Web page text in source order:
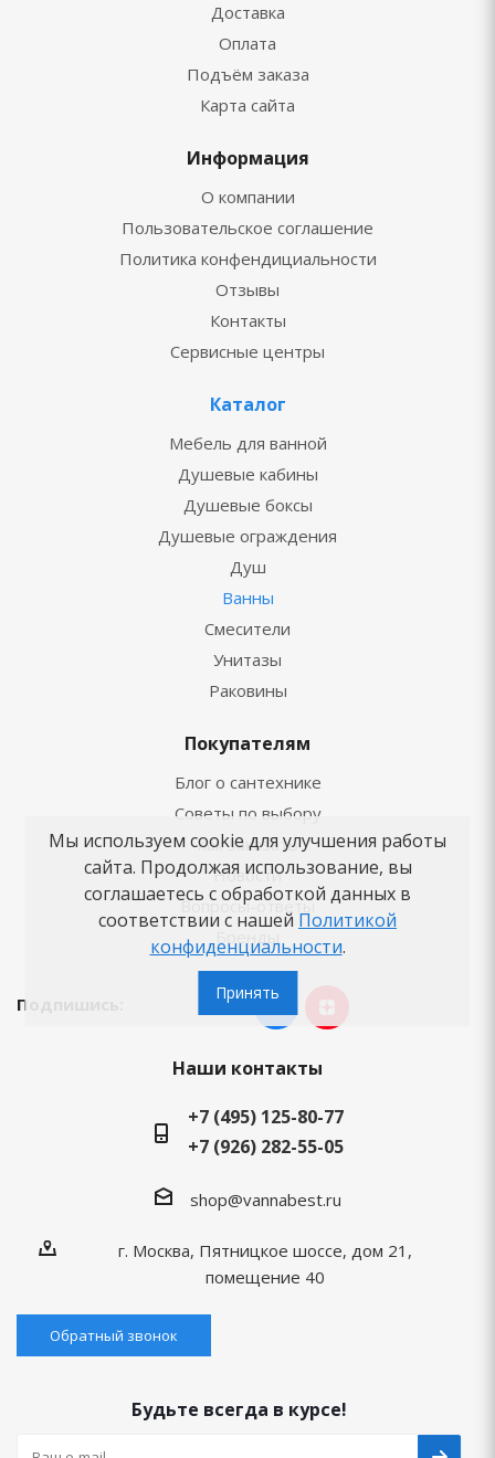
Доставка
Оплата
Подъём заказа
Карта сайта
Информация
О компании
Пользовательское соглашение
Политика конфендициальности
Отзывы
Контакты
Сервисные центры
Каталог
Мебель для ванной
Душевые кабины
Душевые боксы
Душевые ограждения
Душ
Ванны
Смесители
Унитазы
Раковины
Покупателям
Блог о сантехнике
Советы по выбору
Как заказать
Новости
Вопросы-ответы
Подпишись:
Наши контакты
+7 (495) 125-80-77
+7 (926) 282-55-05
shop@vannabest.ru
г. Москва, Пятницкое шоссе, дом 21,
помещение 40
Обратный звонок
Будьте всегда в курсе!
Мы используем cookie для улучшения работы
сайта. Продолжая использование, вы
соглашаетесь с обработкой данных в
соответствии с нашей Политикой
конфиденциальности.
Принять